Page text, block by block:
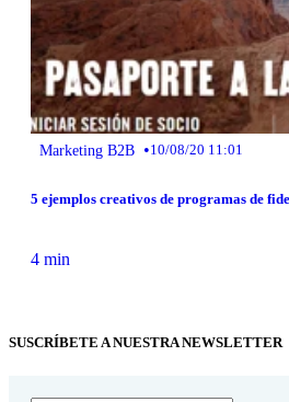
Marketing B2B •10/08/20 11:01
5 ejemplos creativos de programas de
4 min
SUSCRÍBETE A NUESTRA NEWSLETTER